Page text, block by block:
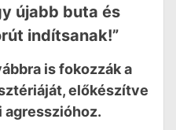
újabb buta és
indítsanak!”
is fokozzák a
előkészítve
agresszióhoz.